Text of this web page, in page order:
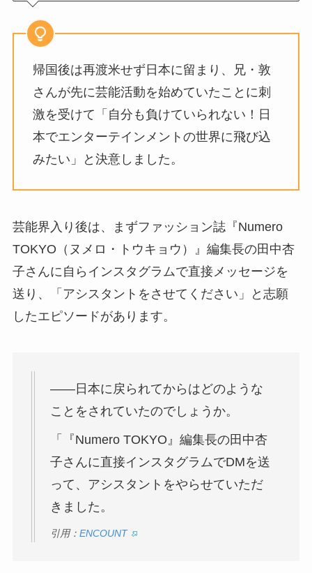
帰国後は再渡米せず日本に留まり、兄・敦
さんが先に芸能活動を始めていたことに刺
激を受けて「自分も負けていられない！日
本でエンターテインメントの世界に飛び込
みたい」と決意しました。
芸能界入り後は、まずファッション誌『Numero
TOKYO（ヌメロ・トウキョウ）』編集長の田中杏
子さんに自らインスタグラムで直接メッセージを
送り、「アシスタントをさせてください」と志願
したエピソードがあります。
――日本に戻られてからはどのような
ことをされていたのでしょうか。
「『Numero TOKYO』編集長の田中杏
子さんに直接インスタグラムでDMを送
って、アシスタントをやらせていただ
きました。
引用： ENCOUNT